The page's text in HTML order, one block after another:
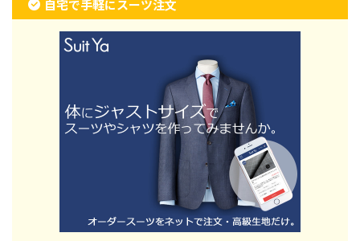
自宅で手軽にスーツ注文